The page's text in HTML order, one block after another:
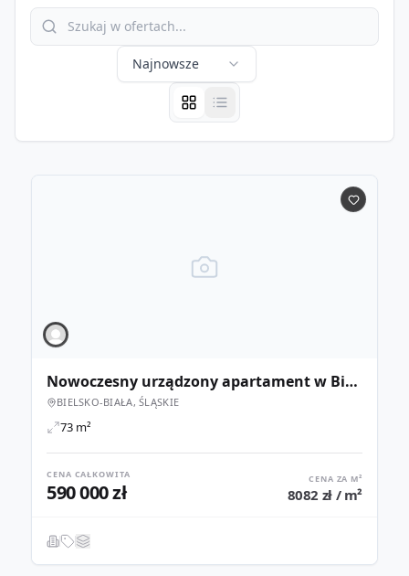
Najnowsze
Nowoczesny urządzony apartament w Bielsku-Białej.
BIELSKO-BIAŁA, ŚLĄSKIE
73 m²
CENA CAŁKOWITA
590 000 zł
CENA ZA M²
8082 zł / m²